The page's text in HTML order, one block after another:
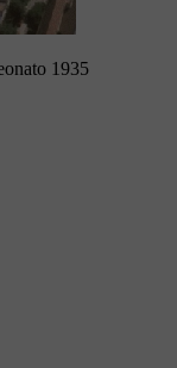
1935